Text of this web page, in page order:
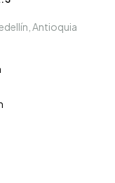
Antioquia